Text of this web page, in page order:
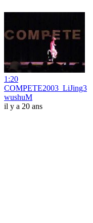
1:20
COMPETE2003_LiJing3
wushuM
il y a 20 ans